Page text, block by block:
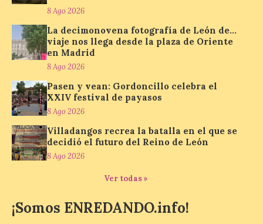
organizado por la sección
Enróllate, la Asociación
Conceyu País Llionés y el Diario de
Turismo, Ocio e Información para
jóvenes “Enredando.info”. Pilar Aller Aller
nos envía la décimo […]
Los minerales y sus usos
más comunes centran la
nueva exposición del
Museo de la Siderurgia y
la Minería de Sabero
8 Ago 2026
La decimonovena fotografía de León de…
viaje nos llega desde la plaza de Oriente
en Madrid
8 Ago 2026
Pasen y vean: Gordoncillo celebra el
XXIV festival de payasos
8 Ago 2026
Villadangos recrea la batalla en el que se
decidió el futuro del Reino de León
8 Ago 2026
Ver todas »
¡Somos ENREDANDO.info!